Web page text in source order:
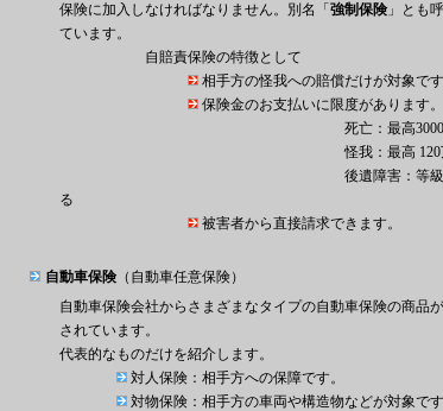
保険に加入しなければなりません。別名「 強制保険 」とも
ています。
自賠責保険の特徴として
相手方の怪我への賠償だけが対象です
保険金のお支払いに限度があります。
死亡：最高3000万
怪我：最高 120万
後遺障害：等級に
る
被害者から直接請求できます。
自動車保険 （自動車任意保険）
自動車保険会社からさまざまなタイプの自動車保険の商品
されています。
代表的なものだけを紹介します。
対人保険：相手方への保障です。
対物保険：相手方の車両や構造物などが対象です